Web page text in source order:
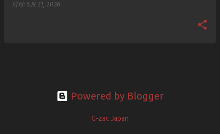
日付: 5月 21, 2026
Powered by Blogger
G-zac Japan